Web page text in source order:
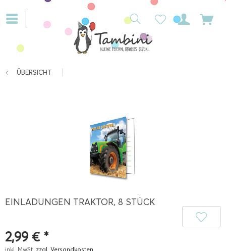
ÜBERSICHT
EINLADUNGEN TRAKTOR, 8 STÜCK
2,99 € *
inkl. MwSt. zzgl. Versandkosten